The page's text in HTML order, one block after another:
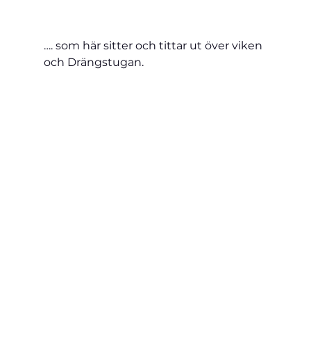
…. som här sitter och tittar ut över viken
och Drängstugan.